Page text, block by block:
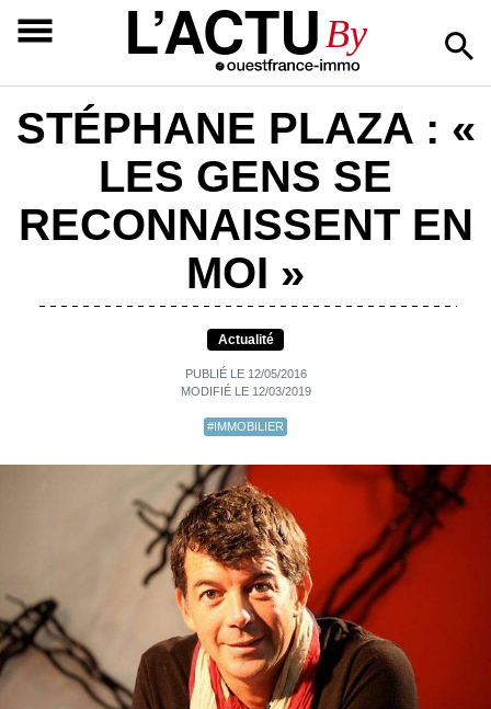
L’ACTUBy
STÉPHANE PLAZA : «
LES GENS SE
RECONNAISSENT EN
MOI »
Actualité
PUBLIÉ LE 12/05/2016
MODIFIÉ LE 12/03/2019
#IMMOBILIER